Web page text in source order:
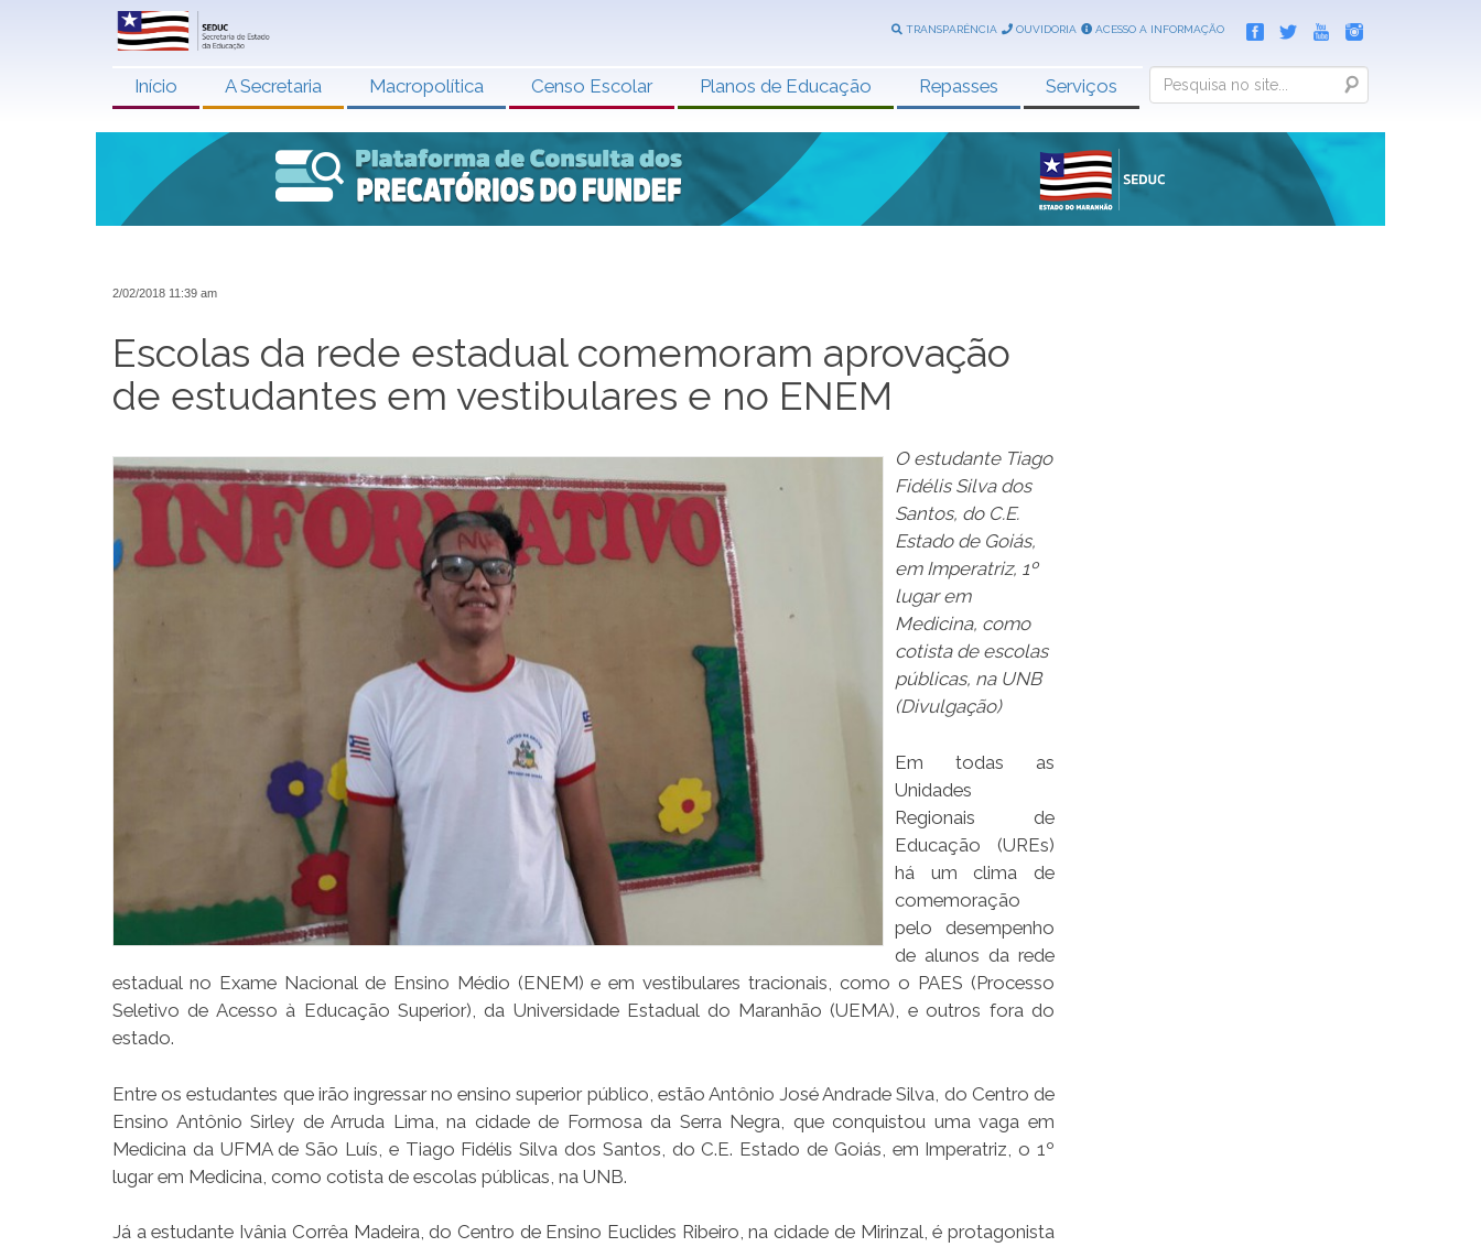
TRANSPARÊNCIA OUVIDORIA ACESSO A INFORMAÇÃO
Início A Secretaria Macropolítica Censo Escolar Planos de Educação Repasses Serviços Search
2/02/2018 11:39 am
Escolas da rede estadual comemoram aprovação
de estudantes em vestibulares e no ENEM
O estudante Tiago
Fidélis Silva dos
Santos, do C.E.
Estado de Goiás,
em Imperatriz, 1º
lugar em
Medicina, como
cotista de escolas
públicas, na UNB
(Divulgação)
Em todas as
Unidades
Regionais de
Educação (UREs)
há um clima de
comemoração
pelo desempenho
de alunos da rede
estadual no Exame Nacional de Ensino Médio (ENEM) e em vestibulares tracionais, como o PAES (Processo
Seletivo de Acesso à Educação Superior), da Universidade Estadual do Maranhão (UEMA), e outros fora do
estado.
Entre os estudantes que irão ingressar no ensino superior público, estão Antônio José Andrade Silva, do Centro de
Ensino Antônio Sirley de Arruda Lima, na cidade de Formosa da Serra Negra, que conquistou uma vaga em
Medicina da UFMA de São Luís, e Tiago Fidélis Silva dos Santos, do C.E. Estado de Goiás, em Imperatriz, o 1º
lugar em Medicina, como cotista de escolas públicas, na UNB.
Já a estudante Ivânia Corrêa Madeira, do Centro de Ensino Euclides Ribeiro, na cidade de Mirinzal, é protagonista